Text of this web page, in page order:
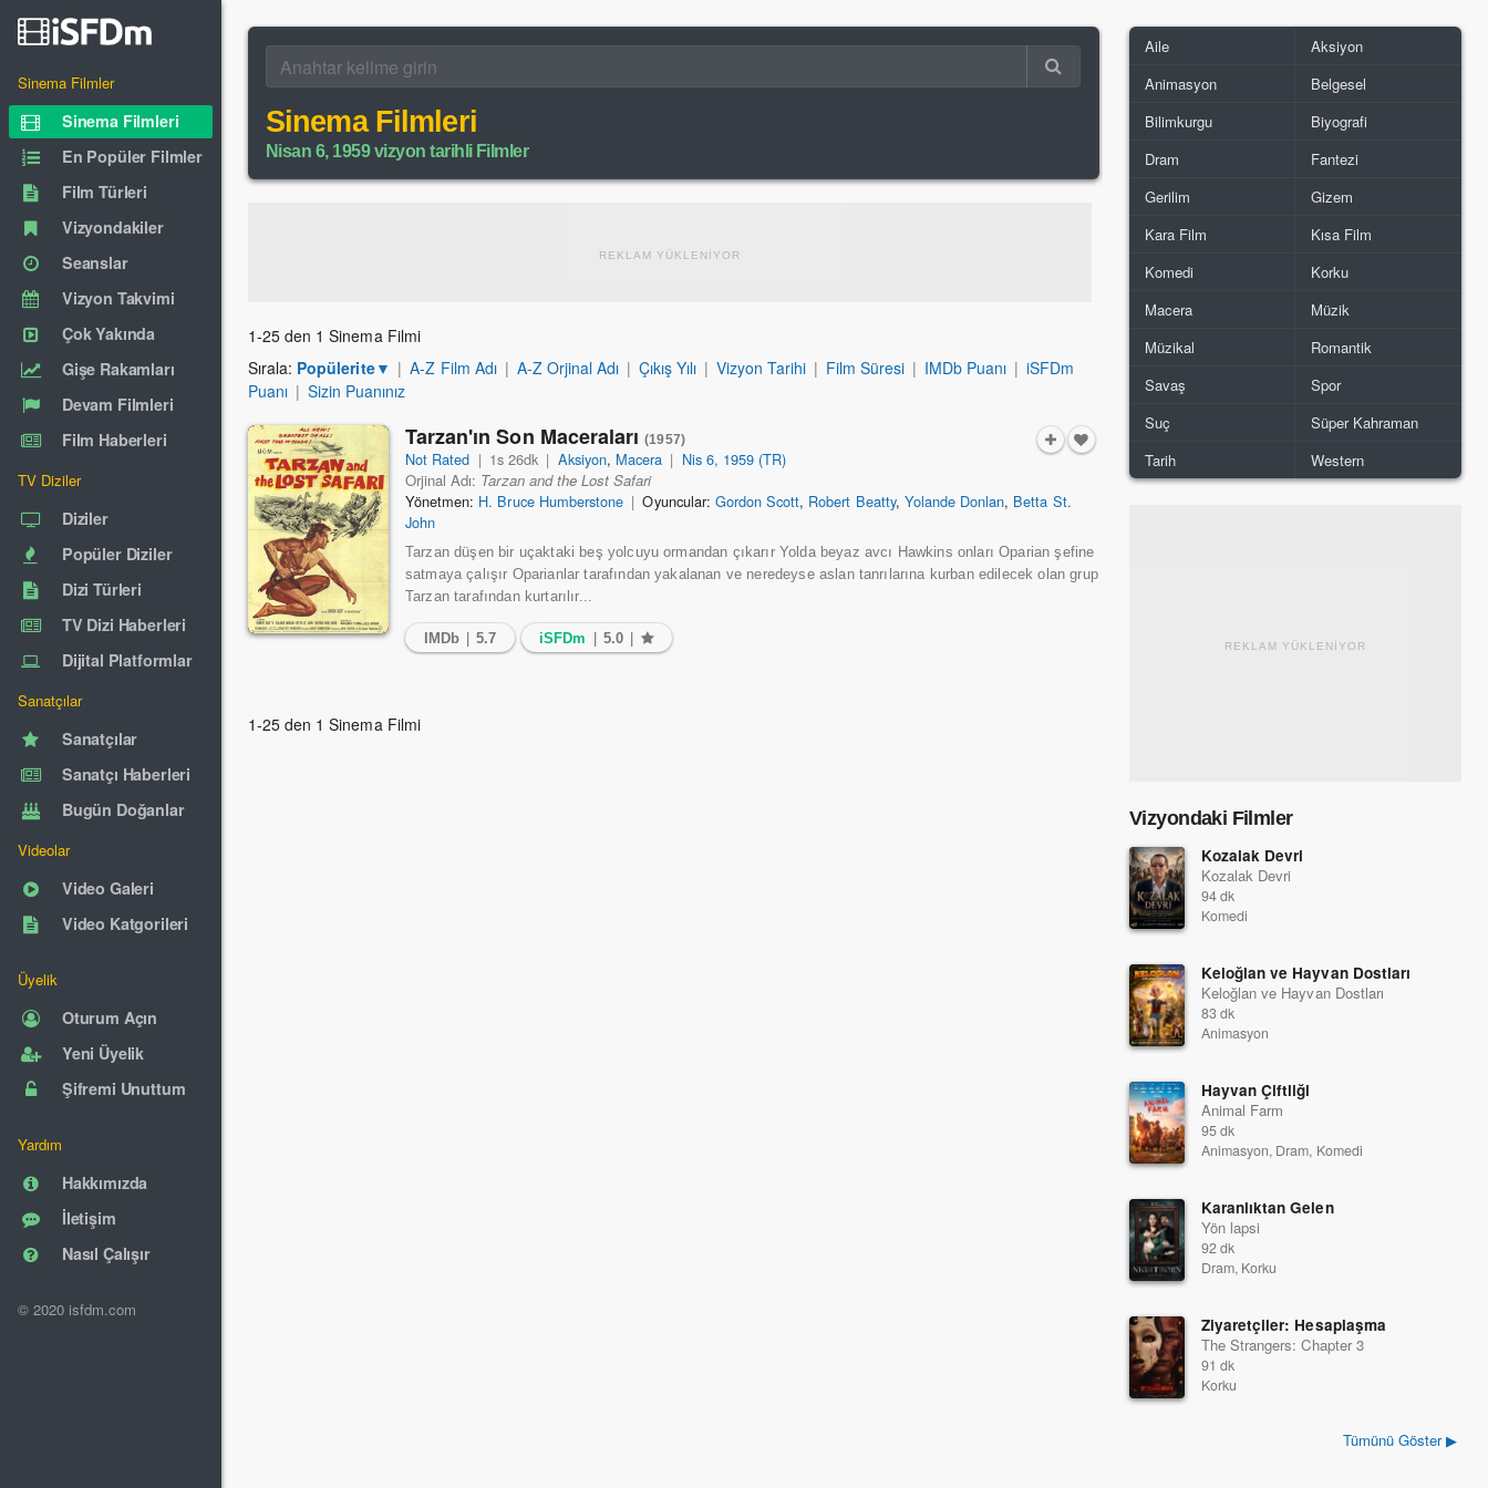
Sinema Filmler
Sinema Filmleri
En Popüler Filmler
Film Türleri
Vizyondakiler
Seanslar
Vizyon Takvimi
Çok Yakında
Gişe Rakamları
Devam Filmleri
Film Haberleri
TV Diziler
Diziler
Popüler Diziler
Dizi Türleri
TV Dizi Haberleri
Dijital Platformlar
Sanatçılar
Sanatçılar
Sanatçı Haberleri
Bugün Doğanlar
Videolar
Video Galeri
Video Katgorileri
Üyelik
Oturum Açın
Yeni Üyelik
Şifremi Unuttum
Yardım
Hakkımızda
İletişim
Nasıl Çalışır
© 2020 isfdm.com
Sinema Filmleri
Nisan 6, 1959 vizyon tarihli Filmler
REKLAM YÜKLENİYOR
1-25 den 1 Sinema Filmi
Sırala: Popülerite▼ | A-Z Film Adı | A-Z Orjinal Adı | Çıkış Yılı | Vizyon Tarihi | Film Süresi | IMDb Puanı | iSFDm
Puanı | Sizin Puanınız
Tarzan'ın Son Maceraları(1957)
Not Rated | 1s 26dk | Aksiyon, Macera | Nis 6, 1959 (TR)
Orjinal Adı: Tarzan and the Lost Safari
Yönetmen: H. Bruce Humberstone | Oyuncular: Gordon Scott, Robert Beatty, Yolande Donlan, Betta St.
John
Tarzan düşen bir uçaktaki beş yolcuyu ormandan çıkarır Yolda beyaz avcı Hawkins onları Oparian şefine
satmaya çalışır Oparianlar tarafından yakalanan ve neredeyse aslan tanrılarına kurban edilecek olan grup
Tarzan tarafından kurtarılır...
IMDb 5.7 iSFDm 5.0
1-25 den 1 Sinema Filmi
Aile
Aksiyon
Animasyon
Belgesel
Bilimkurgu
Biyografi
Dram
Fantezi
Gerilim
Gizem
Kara Film
Kısa Film
Komedi
Korku
Macera
Müzik
Müzikal
Romantik
Savaş
Spor
Suç
Süper Kahraman
Tarih
Western
REKLAM YÜKLENİYOR
Vizyondaki Filmler
Kozalak Devri
Kozalak Devri
94 dk
Komedi
Keloğlan ve Hayvan Dostları
Keloğlan ve Hayvan Dostları
83 dk
Animasyon
Hayvan Çiftliği
Animal Farm
95 dk
Animasyon, Dram, Komedi
Karanlıktan Gelen
Yön lapsi
92 dk
Dram, Korku
Ziyaretçiler: Hesaplaşma
The Strangers: Chapter 3
91 dk
Korku
Tümünü Göster ▶